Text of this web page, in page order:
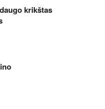
krikštas